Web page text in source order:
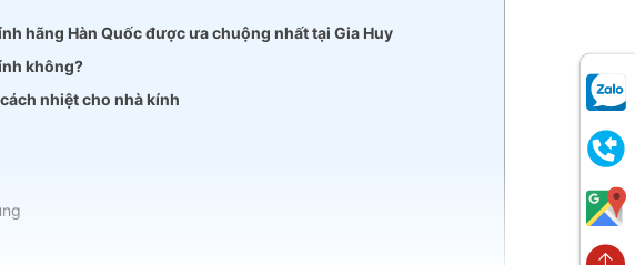
hãng Hàn Quốc được ưa chuộng nhất tại Gia Huy
không?
nhiệt cho nhà kính